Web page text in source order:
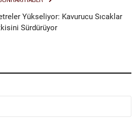
Yükseliyor: Kavurucu Sıcaklar
Sürdürüyor